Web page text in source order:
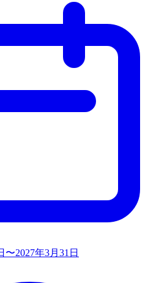
〜2027年3月31日